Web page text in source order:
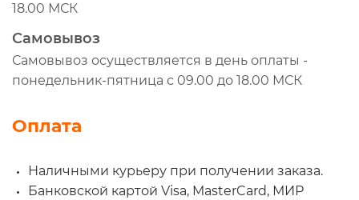
18.00 МСК
Самовывоз
Самовывоз осуществляется в день оплаты -
понедельник-пятница с 09.00 до 18.00 МСК
Оплата
Наличными курьеру при получении заказа.
Банковской картой Visa, MasterCard, МИР